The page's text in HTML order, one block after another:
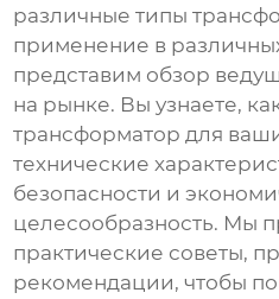
различные типы
применение в
представим обзор
на рынке. Вы узнаете,
трансформатор для
технические
безопасности и
целесообразность. Мы
практические советы,
рекомендации, чтобы